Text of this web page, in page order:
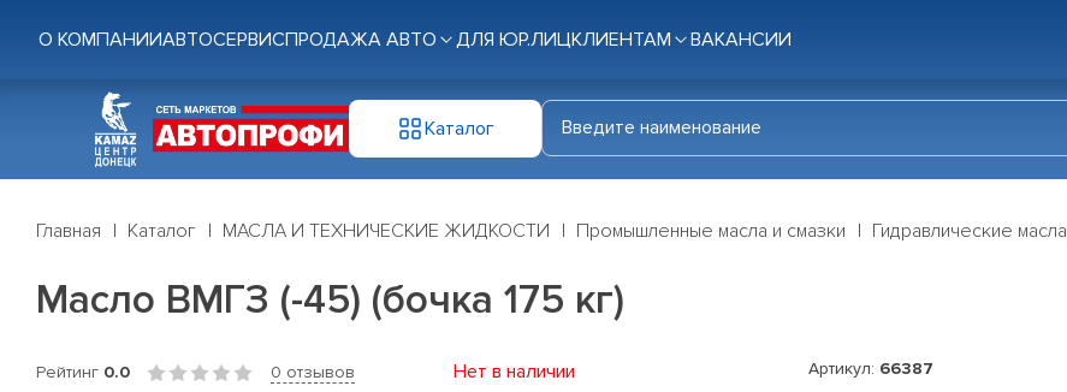
О КОМПАНИИАВТОСЕРВИСПРОДАЖА АВТО ДЛЯ ЮР.ЛИЦКЛИЕНТАМ ВАКАНСИИ
Каталог
Главная Каталог МАСЛА И ТЕХНИЧЕСКИЕ ЖИДКОСТИ Промышленные масла и смазки Гидравлические масла
Масло ВМГЗ (-45) (бочка 175 кг)
Рейтинг 0.0 0 отзывов Нет в наличии Артикул: 66387